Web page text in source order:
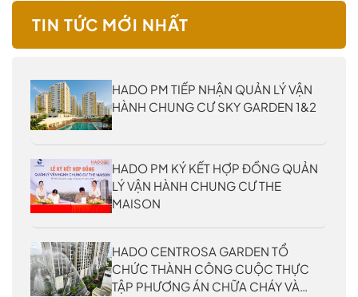
TIN TỨC MỚI NHẤT
HADO PM TIẾP NHẬN QUẢN LÝ VẬN
HÀNH CHUNG CƯ SKY GARDEN 1&2
HADO PM KÝ KẾT HỢP ĐỒNG QUẢN
LÝ VẬN HÀNH CHUNG CƯ THE
MAISON
HADO CENTROSA GARDEN TỔ
CHỨC THÀNH CÔNG CUỘC THỰC
TẬP PHƯƠNG ÁN CHỮA CHÁY VÀ